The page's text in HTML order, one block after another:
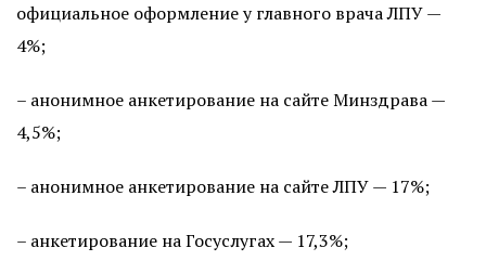
официальное оформление у главного врача ЛПУ —
4%;
– анонимное анкетирование на сайте Минздрава —
4,5%;
– анонимное анкетирование на сайте ЛПУ — 17%;
– анкетирование на Госуслугах — 17,3%;